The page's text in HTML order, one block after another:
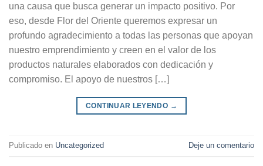
una causa que busca generar un impacto positivo. Por
eso, desde Flor del Oriente queremos expresar un
profundo agradecimiento a todas las personas que apoyan
nuestro emprendimiento y creen en el valor de los
productos naturales elaborados con dedicación y
compromiso. El apoyo de nuestros […]
CONTINUAR LEYENDO →
Publicado en Uncategorized Deje un comentario